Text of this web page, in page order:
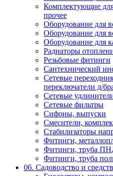
Комплектующие
прочее
Оборудование для
Оборудование для
Оборудование для
Радиаторы
Резьбовые фитинги
Сантехнический
Сетевые
переключатели д/
Сетевые
Сетевые фильтры
Сифоны, выпуски
Смесители,
Стабилизаторы
Фитинги,
Фитинги, труба
Фитинги, труба
06. Садоводство и